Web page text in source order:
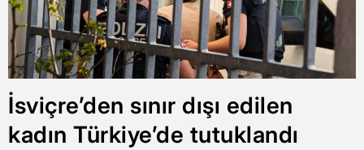
İsviçre’den sınır dışı edilen
kadın Türkiye’de tutuklandı